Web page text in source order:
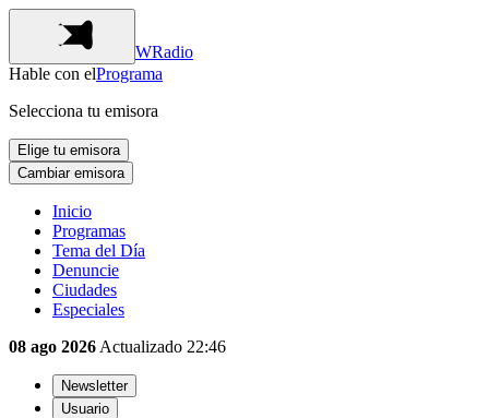
WRadio
Hable con elPrograma
Selecciona tu emisora
Elige tu emisora
Cambiar emisora
Inicio
Programas
Tema del Día
Denuncie
Ciudades
Especiales
08 ago 2026 Actualizado 22:46
Newsletter
Usuario